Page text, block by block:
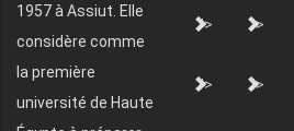
1957 à Assiut. Elle
considère comme
la première
université de Haute
"> ">
"> ">